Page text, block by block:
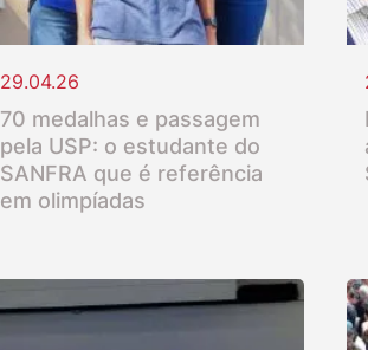
29.04.26
70 medalhas e passagem
pela USP: o estudante do
SANFRA que é referência
em olimpíadas